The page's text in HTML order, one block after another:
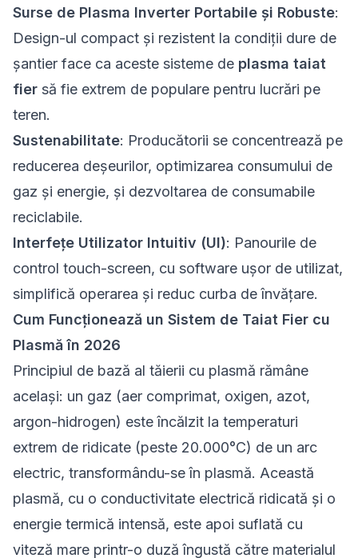
Surse de Plasma Inverter Portabile și Robuste:
Design-ul compact și rezistent la condiții dure de
șantier face ca aceste sisteme de plasma taiat
fier să fie extrem de populare pentru lucrări pe
teren.
Sustenabilitate: Producătorii se concentrează pe
reducerea deșeurilor, optimizarea consumului de
gaz și energie, și dezvoltarea de consumabile
reciclabile.
Interfețe Utilizator Intuitiv (UI): Panourile de
control touch-screen, cu software ușor de utilizat,
simplifică operarea și reduc curba de învățare.
Cum Funcționează un Sistem de Taiat Fier cu
Plasmă în 2026
Principiul de bază al tăierii cu plasmă rămâne
același: un gaz (aer comprimat, oxigen, azot,
argon-hidrogen) este încălzit la temperaturi
extrem de ridicate (peste 20.000°C) de un arc
electric, transformându-se în plasmă. Această
plasmă, cu o conductivitate electrică ridicată și o
energie termică intensă, este apoi suflată cu
viteză mare printr-o duză îngustă către materialul